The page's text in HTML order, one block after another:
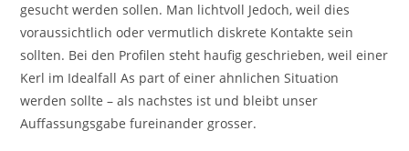
gesucht werden sollen. Man lichtvoll Jedoch, weil dies
voraussichtlich oder vermutlich diskrete Kontakte sein
sollten. Bei den Profilen steht haufig geschrieben, weil einer
Kerl im Idealfall As part of einer ahnlichen Situation
werden sollte – als nachstes ist und bleibt unser
Auffassungsgabe fureinander grosser.